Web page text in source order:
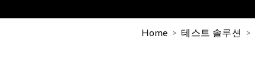
Home 테스트 솔루션